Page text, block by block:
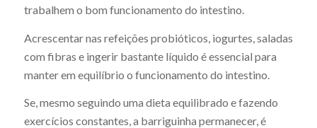
trabalhem o bom funcionamento do intestino.
Acrescentar nas refeições probióticos, iogurtes, saladas
com fibras e ingerir bastante líquido é essencial para
manter em equilíbrio o funcionamento do intestino.
Se, mesmo seguindo uma dieta equilibrado e fazendo
exercícios constantes, a barriguinha permanecer, é